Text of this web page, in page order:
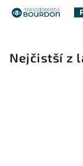
Nejčistší z